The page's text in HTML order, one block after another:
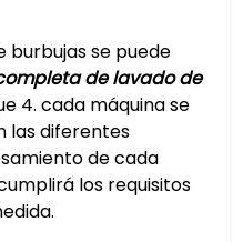
burbujas se puede
de lavado de
4. cada máquina se
las diferentes
de cada
los requisitos